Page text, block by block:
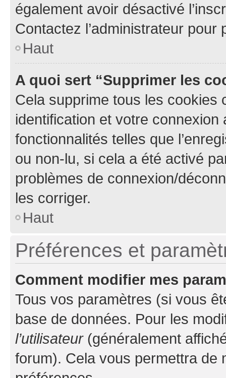
également avoir désactivé
Contactez l’administrateur
Haut
A quoi sert “Supprimer les
Cela supprime tous les cookies
identification et votre
fonctionnalités telles que
ou non-lu, si cela a été activé
problèmes de connexion/
les corriger.
Haut
Préférences et
Comment modifier mes
Tous vos paramètres (si vous
base de données. Pour les
l’utilisateur(généralement
forum). Cela vous permettra de